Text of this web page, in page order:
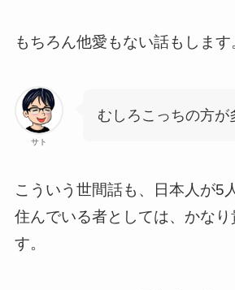
もちろん他愛もない話もします
サト
むしろこっちの方が
こういう世間話も、日本人が5
住んでいる者としては、かな
す。